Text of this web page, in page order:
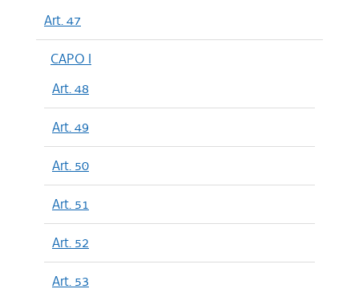
Art. 47
CAPO I
Art. 48
Art. 49
Art. 50
Art. 51
Art. 52
Art. 53